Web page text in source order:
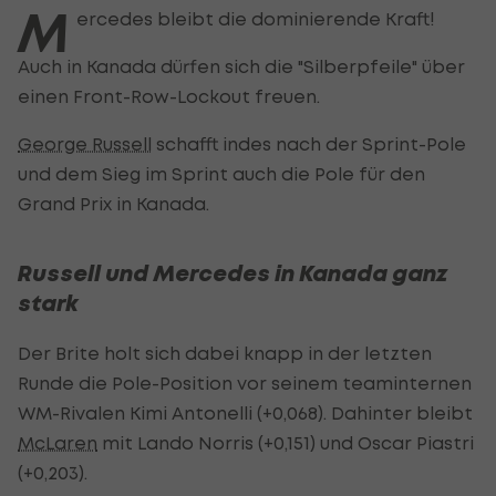
M ercedes bleibt die dominierende Kraft!
Auch in Kanada dürfen sich die "Silberpfeile" über
einen Front-Row-Lockout freuen.
George Russell schafft indes nach der Sprint-Pole
und dem Sieg im Sprint auch die Pole für den
Grand Prix in Kanada.
Russell und Mercedes in Kanada ganz
stark
Der Brite holt sich dabei knapp in der letzten
Runde die Pole-Position vor seinem teaminternen
WM-Rivalen Kimi Antonelli (+0,068). Dahinter bleibt
McLaren mit Lando Norris (+0,151) und Oscar Piastri
(+0,203).